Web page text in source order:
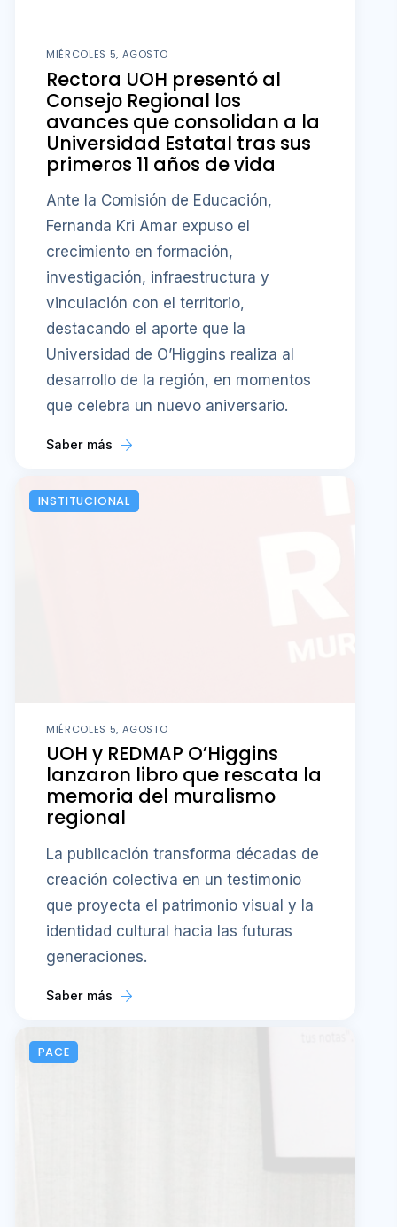
MIÉRCOLES 5, AGOSTO
Rectora UOH presentó al
Consejo Regional los
avances que consolidan a la
Universidad Estatal tras sus
primeros 11 años de vida
Ante la Comisión de Educación,
Fernanda Kri Amar expuso el
crecimiento en formación,
investigación, infraestructura y
vinculación con el territorio,
destacando el aporte que la
Universidad de O’Higgins realiza al
desarrollo de la región, en momentos
que celebra un nuevo aniversario.
Saber más
INSTITUCIONAL
MIÉRCOLES 5, AGOSTO
UOH y REDMAP O’Higgins
lanzaron libro que rescata la
memoria del muralismo
regional
La publicación transforma décadas de
creación colectiva en un testimonio
que proyecta el patrimonio visual y la
identidad cultural hacia las futuras
generaciones.
Saber más
PACE